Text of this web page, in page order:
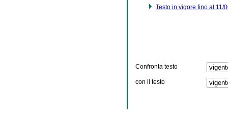
Testo in vigore fino al 11/
Confronta testo
con il testo